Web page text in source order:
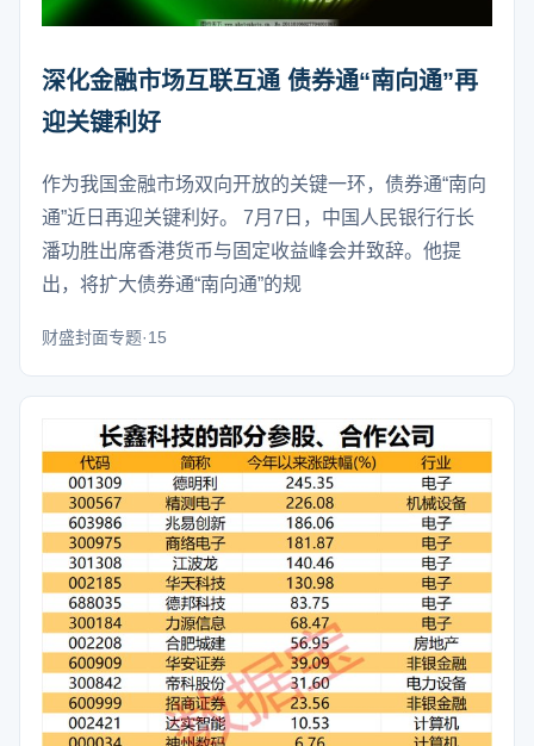
深化金融市场互联互通 债券通“南向通”再
迎关键利好
作为我国金融市场双向开放的关键一环，债券通“南向
通”近日再迎关键利好。 7月7日，中国人民银行行长
潘功胜出席香港货币与固定收益峰会并致辞。他提
出，将扩大债券通“南向通”的规
财盛封面专题·15